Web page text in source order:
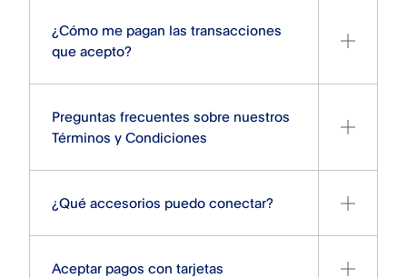
¿Cómo me pagan las transacciones
que acepto?
Preguntas frecuentes sobre nuestros
Términos y Condiciones
¿Qué accesorios puedo conectar?
Aceptar pagos con tarjetas